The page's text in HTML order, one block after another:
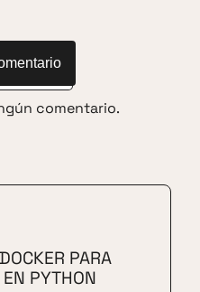
comentario.
PARA
PYTHON